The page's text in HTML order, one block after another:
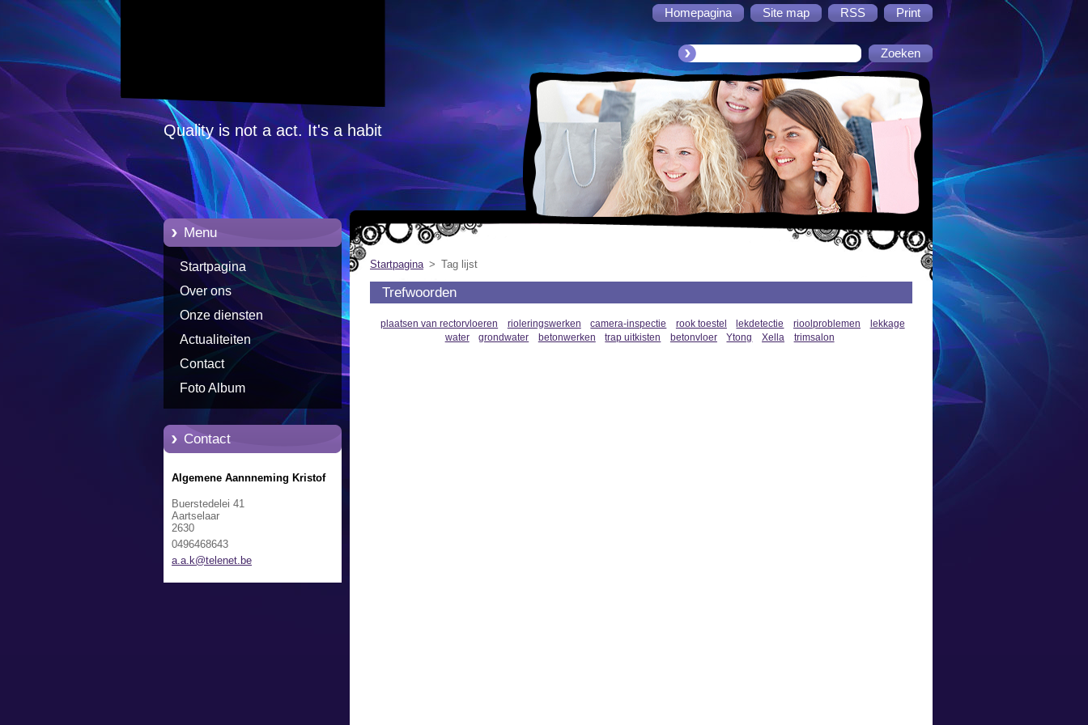
Homepagina Site map RSS Print
Quality is not a act. It's a habit
Menu
Startpagina
Over ons
Onze diensten
Actualiteiten
Contact
Foto Album
Contact
Algemene Aannneming Kristof
Buerstedelei 41
Aartselaar
2630
0496468643
a.a.k@te lenet.be
Startpagina > Tag lijst
Trefwoorden
plaatsen van rectorvloeren rioleringswerken camera-inspectie rook toestel lekdetectie rioolproblemen
lekkage
water
grondwater betonwerken trap uitkisten betonvloer Ytong Xella trimsalon